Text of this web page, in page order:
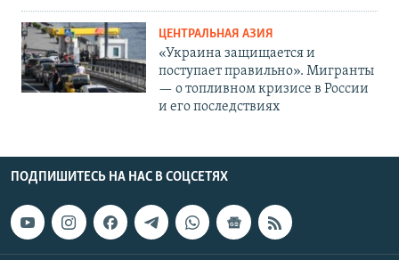
ЦЕНТРАЛЬНАЯ АЗИЯ
«Украина защищается и
поступает правильно». Мигранты
— о топливном кризисе в России
и его последствиях
ПОДПИШИТЕСЬ НА НАС В СОЦСЕТЯХ